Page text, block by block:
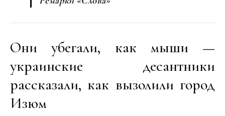
Они убегали, как мыши —
украинские десантники
рассказали, как вызолили город
Изюм